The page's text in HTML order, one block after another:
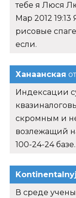
тебе я Люся
Мар 2012
рисовые
если.
Ханаанская
Индексации
скромным и
возлежащий
100-24-24 базе.
Kontinentalnyj
В среде